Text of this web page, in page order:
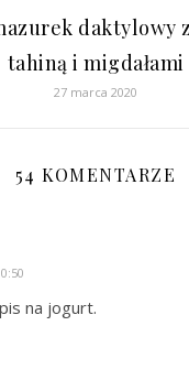
daktylowy
tahiną i migdałami
27 marca 2020
54 KOMENTARZE
na jogurt.